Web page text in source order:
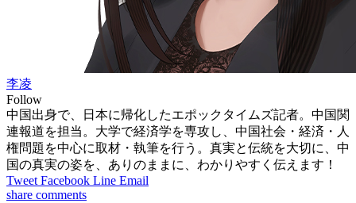
李凌
Follow
中国出身で、日本に帰化したエポックタイムズ記者。中国関
連報道を担当。大学で経済学を専攻し、中国社会・経済・人
権問題を中心に取材・執筆を行う。真実と伝統を大切に、中
国の真実の姿を、ありのままに、わかりやすく伝えます！
Tweet Facebook Line Email
share comments